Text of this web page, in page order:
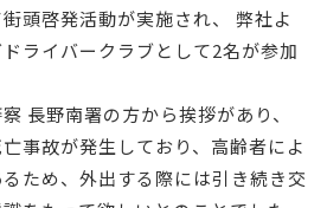
頭啓発活動が実施され、 弊社よ
ライバークラブとして2名が参加
長野南署の方から挨拶があり、
事故が発生しており、高齢者によ
ため、外出する際には引き続き交